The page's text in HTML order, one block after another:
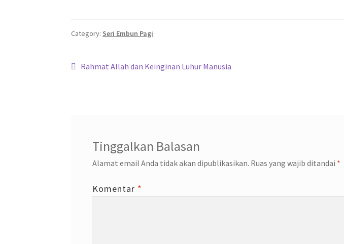
o
k
er sA
p
a
Category: Seri Embun Pagi
Navigasi
Previous
Rahmat Allah dan Keinginan Luhur Manusia
Tinggalkan Balasan
Alamat email Anda tidak akan dipublikasikan. Ruas yang wajib ditandai *
Komentar *